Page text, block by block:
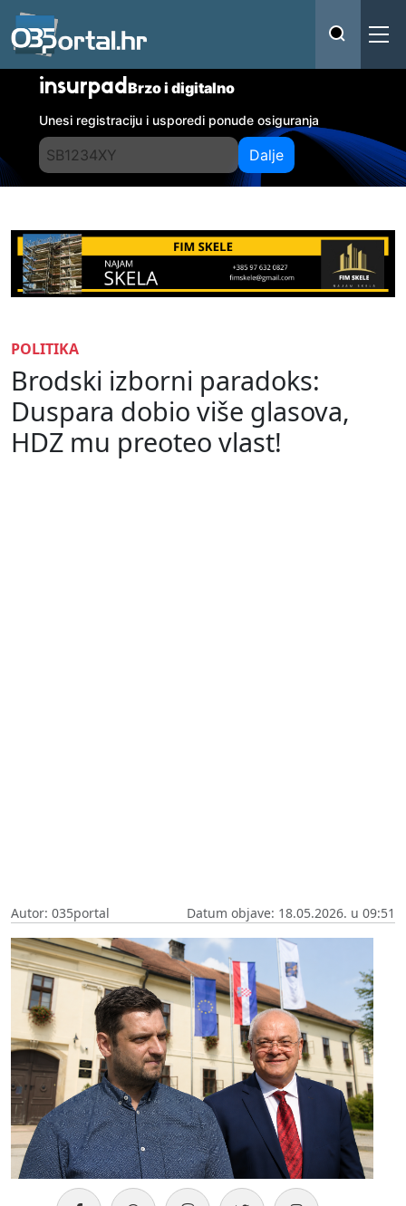
insurpadBrzo i digitalno
Unesi registraciju i usporedi ponude osiguranja
Dalje
POLITIKA
Brodski izborni paradoks:
Duspara dobio više glasova,
HDZ mu preoteo vlast!
Autor: 035portal Datum objave: 18.05.2026. u 09:51